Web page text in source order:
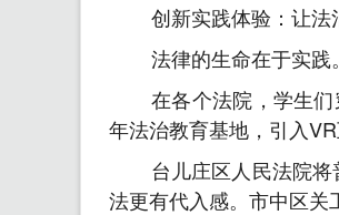
创新实践体验：让法
法律的生命在于实践
在各个法院，学生
年法治教育基地，引入
台儿庄区人民法院
法更有代入感。市中区关